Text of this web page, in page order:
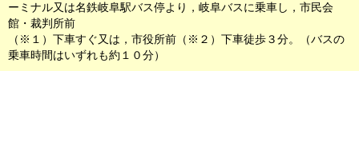
ーミナル又は名鉄岐阜駅バス停より，岐阜バスに乗車し，市民会
館・裁判所前
（※１）下車すぐ又は，市役所前（※２）下車徒歩３分。（バスの
乗車時間はいずれも約１０分）